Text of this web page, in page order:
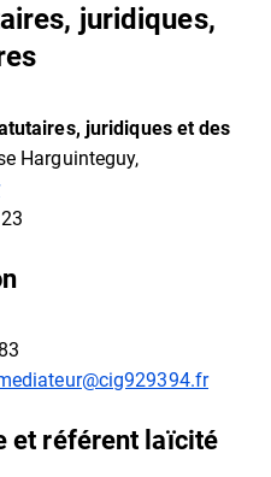
juridiques,
juridiques et des
Harguinteguy,
et référent laïcité